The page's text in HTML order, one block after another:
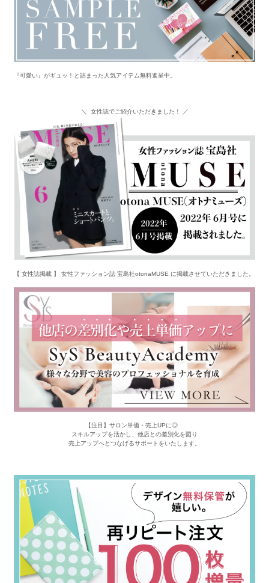
『可愛い』がギュッ！と詰まった人気アイテム無料進呈中。
＼ 女性誌でご紹介いただきました！ ／
【 女性誌掲載 】 女性ファッション誌 宝島社otonaMUSE に掲載させていただきました。
【注目】サロン単価・売上UPに◎
スキルアップを活かし、他店との差別化を図り
売上アップへとつなげるサポートをいたします。